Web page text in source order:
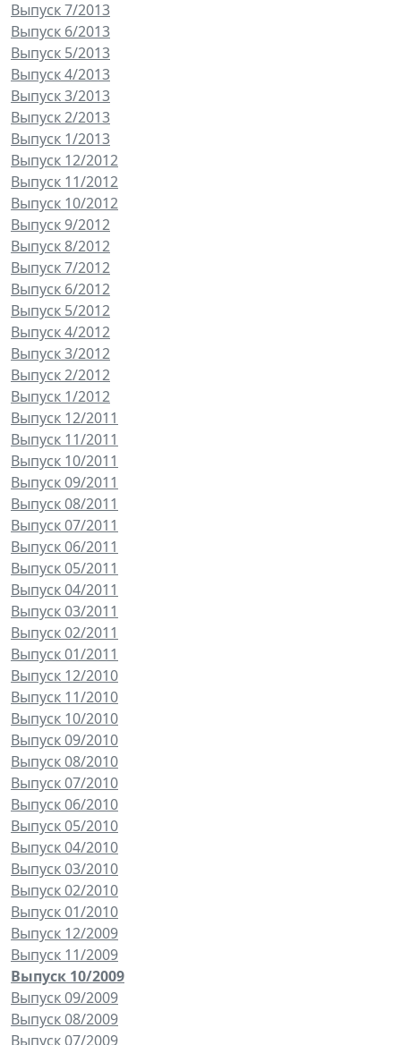
Выпуск 7/2013
Выпуск 6/2013
Выпуск 5/2013
Выпуск 4/2013
Выпуск 3/2013
Выпуск 2/2013
Выпуск 1/2013
Выпуск 12/2012
Выпуск 11/2012
Выпуск 10/2012
Выпуск 9/2012
Выпуск 8/2012
Выпуск 7/2012
Выпуск 6/2012
Выпуск 5/2012
Выпуск 4/2012
Выпуск 3/2012
Выпуск 2/2012
Выпуск 1/2012
Выпуск 12/2011
Выпуск 11/2011
Выпуск 10/2011
Выпуск 09/2011
Выпуск 08/2011
Выпуск 07/2011
Выпуск 06/2011
Выпуск 05/2011
Выпуск 04/2011
Выпуск 03/2011
Выпуск 02/2011
Выпуск 01/2011
Выпуск 12/2010
Выпуск 11/2010
Выпуск 10/2010
Выпуск 09/2010
Выпуск 08/2010
Выпуск 07/2010
Выпуск 06/2010
Выпуск 05/2010
Выпуск 04/2010
Выпуск 03/2010
Выпуск 02/2010
Выпуск 01/2010
Выпуск 12/2009
Выпуск 11/2009
Выпуск 10/2009
Выпуск 09/2009
Выпуск 08/2009
Выпуск 07/2009